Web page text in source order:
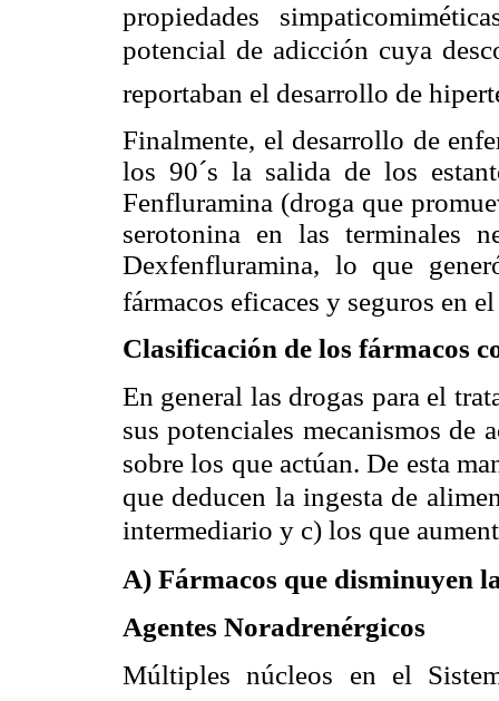
propiedades
potencial de adicción cuya
reportaban el desarrollo de
Finalmente, el desarrollo de
los 90´s la salida de los
Fenfluramina (droga que
serotonina en las terminales
Dexfenfluramina, lo que
fármacos eficaces y seguros en
Clasificación de los fármacos
En general las drogas para el
sus potenciales mecanismos de
sobre los que actúan. De esta
que deducen la ingesta de
intermediario y c) los que
A) Fármacos que disminuyen
Agentes Noradrenérgicos
Múltiples núcleos en el